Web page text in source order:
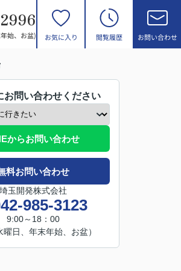
始、お盆) お気に入り 閲覧履歴 お問い合わせ
お問い合わせください
からお問い合わせ
料お問い合わせ
埼玉開発株式会社
985-3123
9:00～18：00
曜日、年末年始、お盆）